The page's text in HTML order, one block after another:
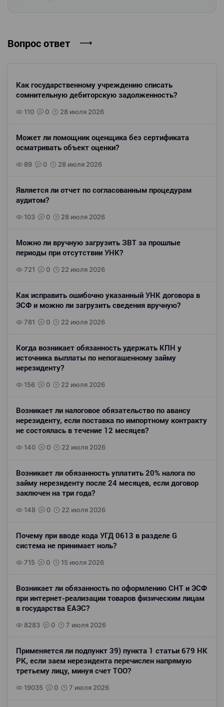
Вопрос ответ
Как государственному учреждению списать
сомнительную дебиторскую задолженность?
110 0 28 июля 2026
Может ли помощник оценщика без сертификата
осматривать объект оценки?
89 0 28 июля 2026
Является ли отчет по согласованным процедурам
аудитом?
103 0 28 июля 2026
Можно ли вручную загрузить ЗВТ за прошлые
периоды при отсутствии УНК?
721 0 22 июля 2026
Как исправить ошибочно указанный УНК договора в
ЭСФ и можно ли загрузить сведения вручную?
781 0 22 июля 2026
Когда возникает обязанность удержать КПН у
источника выплаты по непогашенному займу
нерезиденту?
156 0 22 июля 2026
Возникает ли налоговое обязательство по авансу
нерезиденту, если поставка по импортному контракту
не состоялась в течение 12 месяцев?
140 0 22 июля 2026
Возникает ли обязанность уплатить 20% налога по
займу нерезиденту после 24 месяцев, если договор
заключен на три года?
148 0 22 июля 2026
Почему при вводе кода УГД 0613 в разделе G
система не принимает ноль?
715 0 15 июля 2026
Возникает ли обязанность по оформлению СНТ и ЭСФ
при интернет-реализации товаров физическим лицам
в государства ЕАЭС?
8283 0 7 июля 2026
Применяется ли подпункт 39) пункта 1 статьи 679 НК
РК, если заем нерезидента перечислен напрямую
третьему лицу, минуя счет ТОО?
19035 0 7 июля 2026